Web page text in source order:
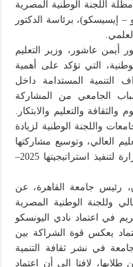
اللجنة الوطنية المصرية
– إيسيسكو)، برئاسة الدكتور
أيمن عاشور، وزير التعليم
التي تؤكد على أهمية
المستدامة داخل
الجامعي من المشاركة
والتعليم والابتكار.
واللجنة الوطنية لزيادة
العالي، وتوسيع مشاركتها
في الشبكة العالمية في إطار سعي الوزارة لتنفيذ استراتيجيتها 2025–
رئيس جامعة القاهرة، عن
وللجنة الوطنية المصرية
في اعتماد نادي اليونسكو
يعكس قوة الشراكة بين
في نشر ثقافة التنمية
لافتا إلى أن اعتماد